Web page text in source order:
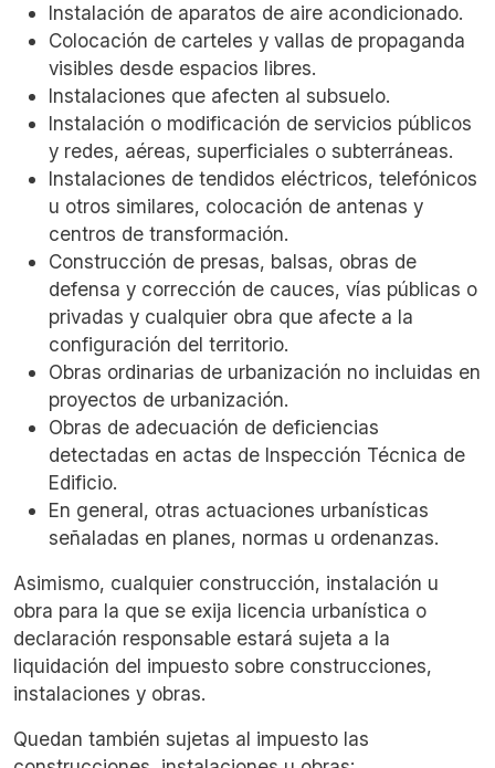
Instalación de aparatos de aire acondicionado.
Colocación de carteles y vallas de propaganda
visibles desde espacios libres.
Instalaciones que afecten al subsuelo.
Instalación o modificación de servicios públicos
y redes, aéreas, superficiales o subterráneas.
Instalaciones de tendidos eléctricos, telefónicos
u otros similares, colocación de antenas y
centros de transformación.
Construcción de presas, balsas, obras de
defensa y corrección de cauces, vías públicas o
privadas y cualquier obra que afecte a la
configuración del territorio.
Obras ordinarias de urbanización no incluidas en
proyectos de urbanización.
Obras de adecuación de deficiencias
detectadas en actas de Inspección Técnica de
Edificio.
En general, otras actuaciones urbanísticas
señaladas en planes, normas u ordenanzas.
Asimismo, cualquier construcción, instalación u
obra para la que se exija licencia urbanística o
declaración responsable estará sujeta a la
liquidación del impuesto sobre construcciones,
instalaciones y obras.
Quedan también sujetas al impuesto las